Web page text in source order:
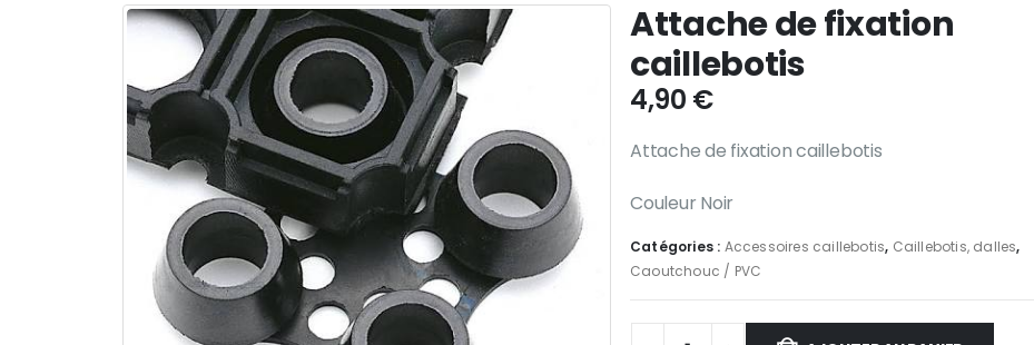
Attache de fixation
caillebotis
4,90 €
Attache de fixation caillebotis
Couleur Noir
Catégories : Accessoires caillebotis, Caillebotis, dalles,
Caoutchouc / PVC